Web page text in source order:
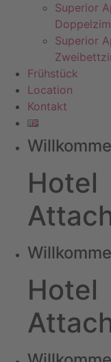
Superior
Superior
Frühstück
Location
Kontakt
Hotel
Hotel